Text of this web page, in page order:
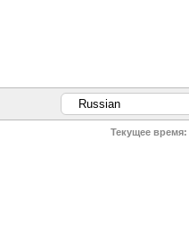
Текущее время: